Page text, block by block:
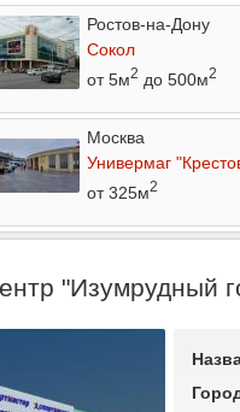
Ростов-на-Дону
Сокол
от 5м2 до 500м2
Москва
Универмаг
от 325м2
"Изумрудный